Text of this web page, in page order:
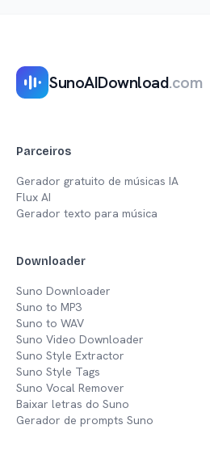
SunoAIDownload.com
Parceiros
Gerador gratuito de músicas IA
Flux AI
Gerador texto para música
Downloader
Suno Downloader
Suno to MP3
Suno to WAV
Suno Video Downloader
Suno Style Extractor
Suno Style Tags
Suno Vocal Remover
Baixar letras do Suno
Gerador de prompts Suno